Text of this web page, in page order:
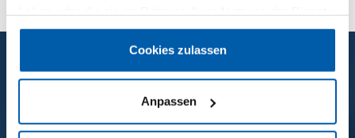
gesammelt haben.
Cookies zulassen
Anpassen
ANSCHRIFT